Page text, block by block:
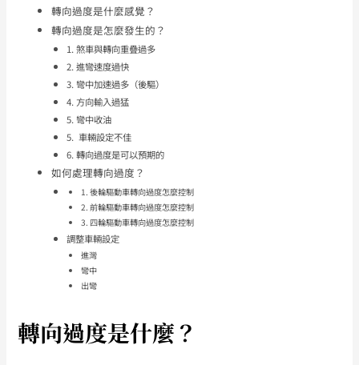
轉向過度是什麼感覺？
轉向過度是怎麼發生的？
1. 煞車與轉向重疊過多
2. 進彎速度過快
3. 彎中加速過多（後驅）
4. 方向輸入過猛
5. 彎中收油
5. 車輛設定不佳
6. 轉向過度是可以預期的
如何處理轉向過度？
1. 後輪驅動車轉向過度怎麼控制
2. 前輪驅動車轉向過度怎麼控制
3. 四輪驅動車轉向過度怎麼控制
調整車輛設定
進灣
彎中
出彎
轉向過度是什麼？